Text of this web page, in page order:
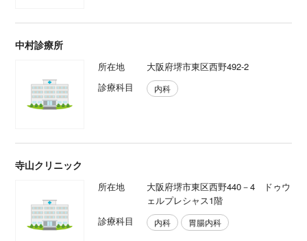
中村診療所
所在地
大阪府堺市東区西野492-2
診療科目
内科
寺山クリニック
所在地
大阪府堺市東区西野440－4 ドゥウ
ェルプレシャス1階
診療科目
内科 胃腸内科